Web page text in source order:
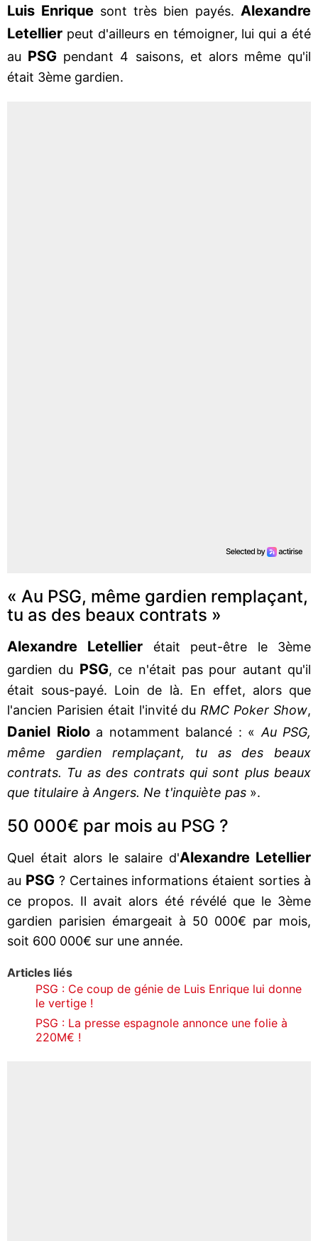
Luis Enrique sont très bien payés. Alexandre
Letellier peut d'ailleurs en témoigner, lui qui a été
au PSG pendant 4 saisons, et alors même qu'il
était 3ème gardien.
« Au PSG, même gardien remplaçant,
tu as des beaux contrats »
Alexandre Letellier était peut-être le 3ème
gardien du PSG, ce n'était pas pour autant qu'il
était sous-payé. Loin de là. En effet, alors que
l'ancien Parisien était l'invité du RMC Poker Show,
Daniel Rioloa notamment balancé : « Au PSG,
même gardien remplaçant, tu as des beaux
contrats. Tu as des contrats qui sont plus beaux
que titulaire à Angers. Ne t'inquiète pas ».
50 000€ par mois au PSG ?
Quel était alors le salaire d'Alexandre Letellier
au PSG? Certaines informations étaient sorties à
ce propos. Il avait alors été révélé que le 3ème
gardien parisien émargeait à 50 000€ par mois,
soit 600 000€ sur une année.
Articles liés
PSG : Ce coup de génie de Luis Enrique lui donne
le vertige !
PSG : La presse espagnole annonce une folie à
220M€ !